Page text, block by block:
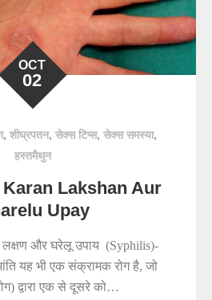
OCT
02
, शीघ्रपतन, सेक्स टिप्स, सेक्स समस्या,
हस्तमैथुन
Lakshan Aur
Upay
और घरेलू उपाय (Syphilis)-
यह भी एक संक्रामक रोग है, जो
द्वारा एक से दूसरे को…